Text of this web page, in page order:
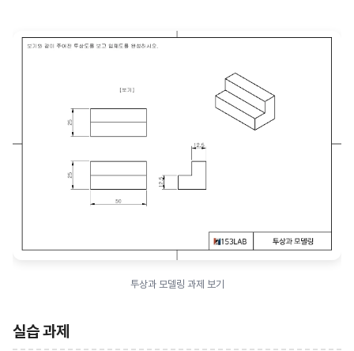
투상과 모델링 과제 보기
실습 과제